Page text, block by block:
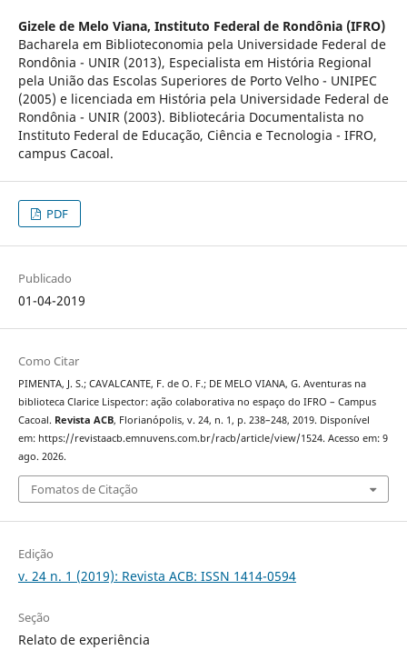
Gizele de Melo Viana, Instituto Federal de Rondônia (IFRO)
Bacharela em Biblioteconomia pela Universidade Federal de
Rondônia - UNIR (2013), Especialista em História Regional
pela União das Escolas Superiores de Porto Velho - UNIPEC
(2005) e licenciada em História pela Universidade Federal de
Rondônia - UNIR (2003). Bibliotecária Documentalista no
Instituto Federal de Educação, Ciência e Tecnologia - IFRO,
campus Cacoal.
PDF
Publicado
01-04-2019
Como Citar
PIMENTA, J. S.; CAVALCANTE, F. de O. F.; DE MELO VIANA, G. Aventuras na
biblioteca Clarice Lispector: ação colaborativa no espaço do IFRO – Campus
Cacoal. Revista ACB, Florianópolis, v. 24, n. 1, p. 238–248, 2019. Disponível
em: https://revistaacb.emnuvens.com.br/racb/article/view/1524. Acesso em: 9
ago. 2026.
Fomatos de Citação
Edição
v. 24 n. 1 (2019): Revista ACB: ISSN 1414-0594
Seção
Relato de experiência